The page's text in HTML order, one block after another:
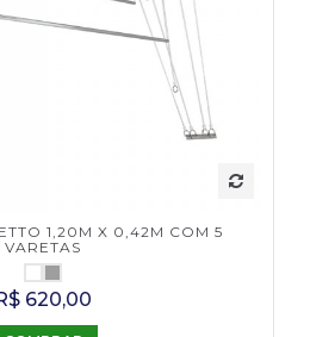
1,20M X 0,42M COM 5
VARETAS
620,00